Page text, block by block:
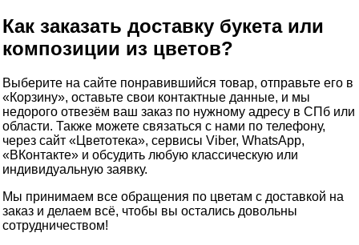
Как заказать доставку букета или
композиции из цветов?
Выберите на сайте понравившийся товар, отправьте его в
«Корзину», оставьте свои контактные данные, и мы
недорого отвезём ваш заказ по нужному адресу в СПб или
области. Также можете связаться с нами по телефону,
через сайт «Цветотека», сервисы Viber, WhatsApp,
«ВКонтакте» и обсудить любую классическую или
индивидуальную заявку.
Мы принимаем все обращения по цветам с доставкой на
заказ и делаем всё, чтобы вы остались довольны
сотрудничеством!